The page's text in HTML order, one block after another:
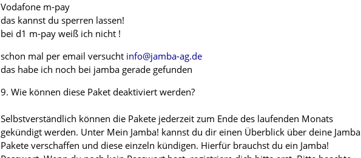
Vodafone m-pay
das kannst du sperren lassen!
bei d1 m-pay weiß ich nicht !
schon mal per email versucht info@jamba-ag.de
das habe ich noch bei jamba gerade gefunden
9. Wie können diese Paket deaktiviert werden?
Selbstverständlich können die Pakete jederzeit zum Ende des laufenden Monats
gekündigt werden. Unter Mein Jamba! kannst du dir einen Überblick über deine
Pakete verschaffen und diese einzeln kündigen. Hierfür brauchst du ein Jamba!